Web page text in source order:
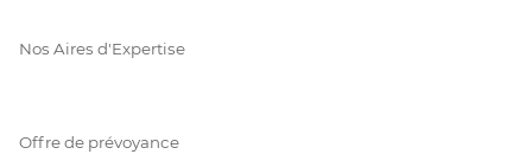
Nos Aires d'Expertise
Offre de prévoyance